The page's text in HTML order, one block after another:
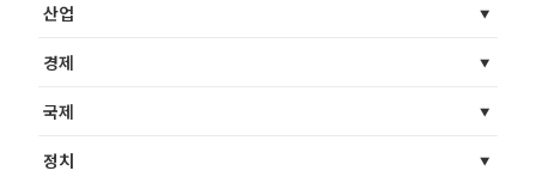
산업
경제
국제
정치